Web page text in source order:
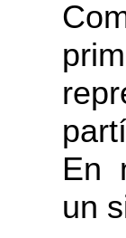
En
un